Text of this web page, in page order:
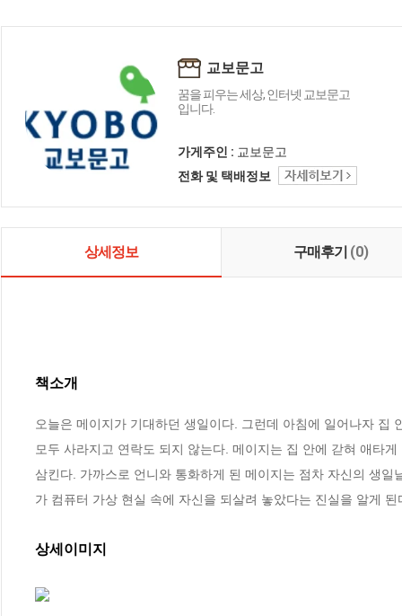
교보문고
꿈을 피우는 세상, 인터넷 교보문고
입니다.
가게주인 : 교보문고
전화 및 택배정보
상세정보 구매후기 (0)
책소개
오늘은 메이지가 기대하던 생일이다. 그런데 아침에 일어나자
모두 사라지고 연락도 되지 않는다. 메이지는 집 안에 갇혀 애타
삼킨다. 가까스로 언니와 통화하게 된 메이지는 점차 자신의 생
가 컴퓨터 가상 현실 속에 자신을 되살려 놓았다는 진실을 알게 된
상세이미지